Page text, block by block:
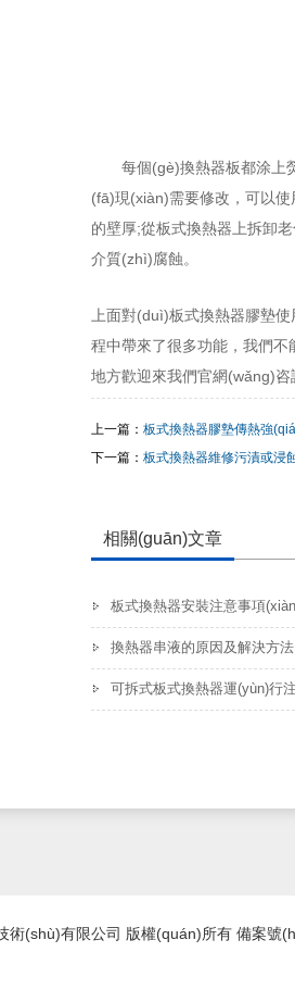
每個(gè)換熱器板都涂上熒
(fā)現(xiàn)需要修改，可以
的壁厚;從板式換熱器上拆卸老
介質(zhì)腐蝕。
上面對(duì)板式換熱器膠墊
程中帶來了很多功能，我
地方歡迎來我們官網(wǎng)咨詢
上一篇： 板式換熱器膠墊傳熱強
下一篇： 板式換熱器維修污漬或浸
相關(guān)文章
板式換熱器安裝注意事項
換熱器串液的原因及解決方法
可拆式板式換熱器運(yùn)行
(shù)有限公司 版權(quán)所有 備案號